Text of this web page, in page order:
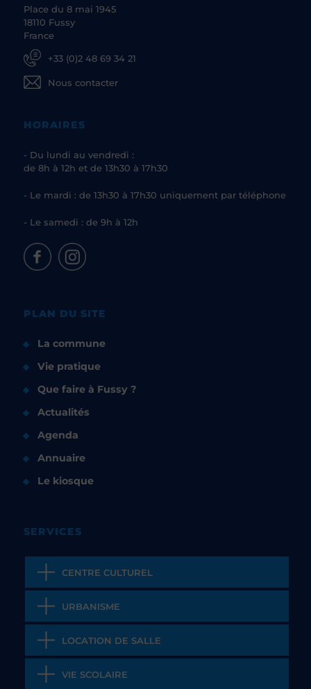
Place du 8 mai 1945
18110 Fussy
France
+33 (0)2 48 69 34 21
Nous contacter
HORAIRES
- Du lundi au vendredi :
de 8h à 12h et de 13h30 à 17h30
- Le mardi : de 13h30 à 17h30 uniquement par téléphone
- Le samedi : de 9h à 12h
PLAN DU SITE
La commune
Vie pratique
Que faire à Fussy ?
Actualités
Agenda
Annuaire
Le kiosque
SERVICES
CENTRE CULTUREL
URBANISME
LOCATION DE SALLE
VIE SCOLAIRE